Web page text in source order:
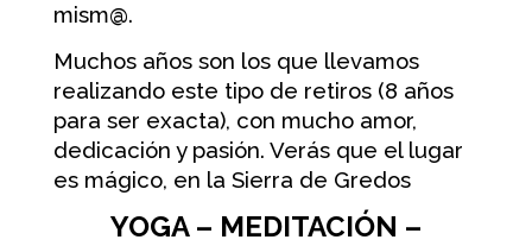
mism@.
Muchos años son los que llevamos
realizando este tipo de retiros (8 años
para ser exacta), con mucho amor,
dedicación y pasión. Verás que el lugar
es mágico, en la Sierra de Gredos
YOGA – MEDITACIÓN –